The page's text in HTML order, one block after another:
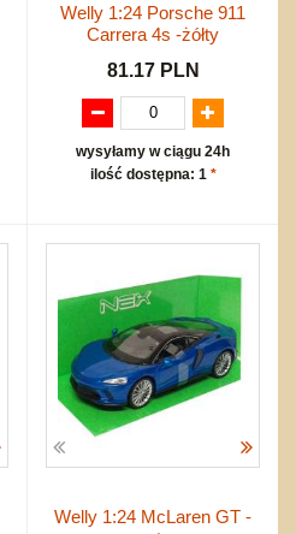
Welly 1:24 Porsche 911
Carrera 4s -żółty
81.17 PLN
wysyłamy w ciągu 24h
ilość dostępna: 1 *
Welly 1:24 McLaren GT -